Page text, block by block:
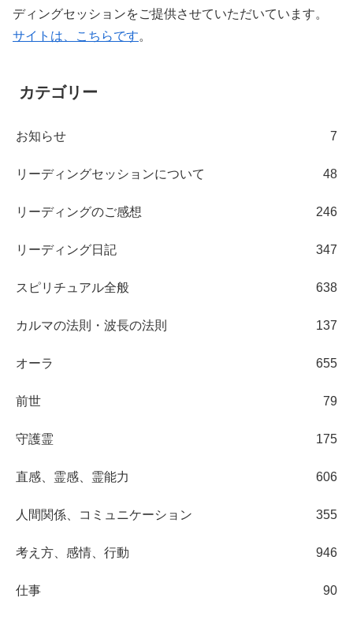
ディングセッションをご提供させていただいています。
サイトは、こちらです。
カテゴリー
お知らせ 7
リーディングセッションについて 48
リーディングのご感想 246
リーディング日記 347
スピリチュアル全般 638
カルマの法則・波長の法則 137
オーラ 655
前世 79
守護霊 175
直感、霊感、霊能力 606
人間関係、コミュニケーション 355
考え方、感情、行動 946
仕事 90